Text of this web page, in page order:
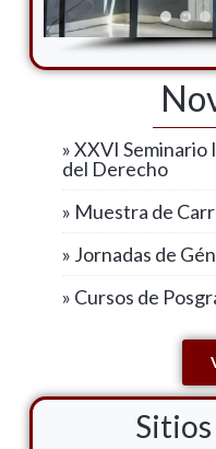
» XXVI
del Derecho
» Muestra de
» Jornadas de
» Cursos de